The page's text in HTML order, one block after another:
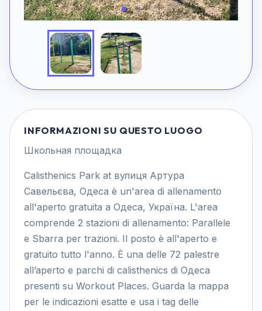
INFORMAZIONI SU QUESTO LUOGO
Школьная площадка
Calisthenics Park at вулиця Артура
Савельєва, Одеса è un'area di allenamento
all'aperto gratuita a Одеса, Україна. L'area
comprende 2 stazioni di allenamento: Parallele
e Sbarra per trazioni. Il posto è all'aperto e
gratuito tutto l'anno. È una delle 72 palestre
all’aperto e parchi di calisthenics di Одеса
presenti su Workout Places. Guarda la mappa
per le indicazioni esatte e usa i tag delle